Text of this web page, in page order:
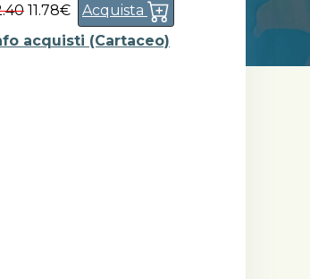
11.78€
Acquista
acquisti (Cartaceo)